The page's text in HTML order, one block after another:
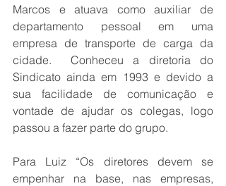
Marcos e atuava como auxiliar de
departamento pessoal em uma
empresa de transporte de carga da
cidade.  Conheceu a diretoria do
Sindicato ainda em 1993 e devido a
sua facilidade de comunicação e
vontade de ajudar os colegas, logo
passou a fazer parte do grupo.
Para Luiz “Os diretores devem se
empenhar na base, nas empresas,